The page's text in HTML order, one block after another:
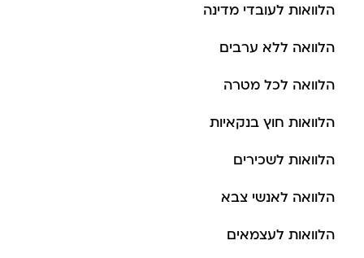
הלוואות לעובדי מדינה
הלוואה ללא ערבים
הלוואה לכל מטרה
הלוואות חוץ בנקאיות
הלוואות לשכירים
הלוואה לאנשי צבא
הלוואות לעצמאים